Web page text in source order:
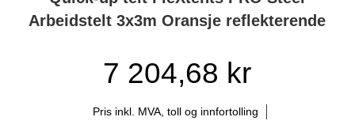
Arbeidstelt 3x3m Oransje reflekterende
7 204,68 kr
Pris inkl. MVA, toll og innfortolling